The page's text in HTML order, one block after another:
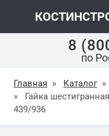
8
по
Главная » Каталог »
»
Гайка
439/936